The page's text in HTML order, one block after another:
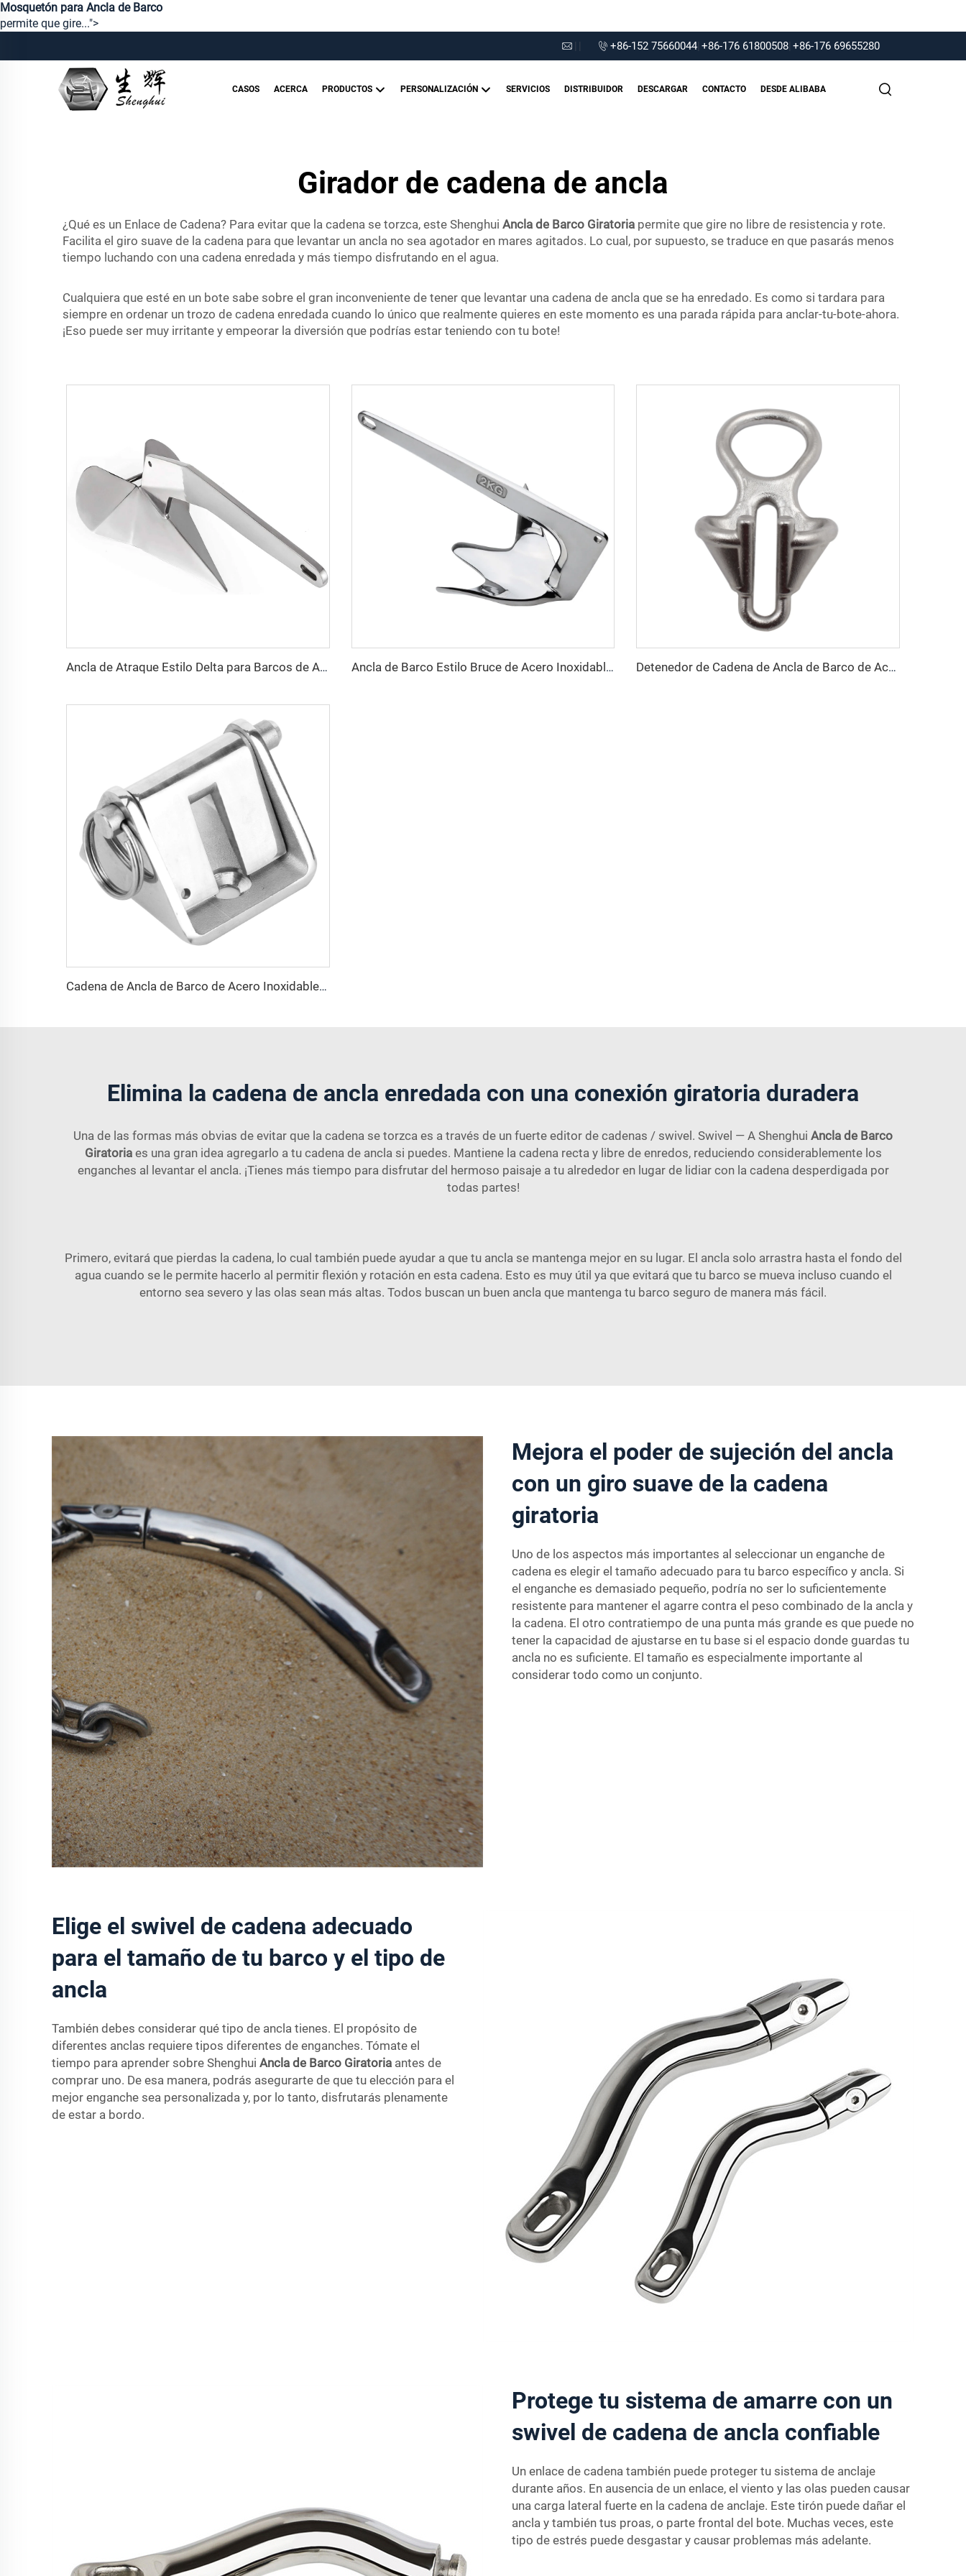
Mosquetón para Ancla de Barco
permite que gire...">
+86-152 75660044 +86-176 61800508 +86-176 69655280
CASOS ACERCA PRODUCTOS PERSONALIZACIÓN SERVICIOS DISTRIBUIDOR DESCARGAR CONTACTO DESDE ALIBABA
Girador de cadena de ancla
¿Qué es un Enlace de Cadena? Para evitar que la cadena se torzca, este Shenghui Ancla de Barco Giratoria permite que gire no libre de resistencia y rote.
Facilita el giro suave de la cadena para que levantar un ancla no sea agotador en mares agitados. Lo cual, por supuesto, se traduce en que pasarás menos
tiempo luchando con una cadena enredada y más tiempo disfrutando en el agua.
Cualquiera que esté en un bote sabe sobre el gran inconveniente de tener que levantar una cadena de ancla que se ha enredado. Es como si tardara para
siempre en ordenar un trozo de cadena enredada cuando lo único que realmente quieres en este momento es una parada rápida para anclar-tu-bote-ahora.
¡Eso puede ser muy irritante y empeorar la diversión que podrías estar teniendo con tu bote!
Ancla de Atraque Estilo Delta para Barcos de Acero Inoxidable Marítimo Grado 316 Ancla de Barco Estilo Bruce de Acero Inoxidable Marítimo Grado 316 Detenedor de Cadena de Ancla de Barco de Acero Inoxidable 316
Cadena de Ancla de Barco de Acero Inoxidable 316 Freno de Bloqueo
Elimina la cadena de ancla enredada con una conexión giratoria duradera
Una de las formas más obvias de evitar que la cadena se torzca es a través de un fuerte editor de cadenas / swivel. Swivel — A Shenghui Ancla de Barco
Giratoria es una gran idea agregarlo a tu cadena de ancla si puedes. Mantiene la cadena recta y libre de enredos, reduciendo considerablemente los
enganches al levantar el ancla. ¡Tienes más tiempo para disfrutar del hermoso paisaje a tu alrededor en lugar de lidiar con la cadena desperdigada por
todas partes!
Primero, evitará que pierdas la cadena, lo cual también puede ayudar a que tu ancla se mantenga mejor en su lugar. El ancla solo arrastra hasta el fondo del
agua cuando se le permite hacerlo al permitir flexión y rotación en esta cadena. Esto es muy útil ya que evitará que tu barco se mueva incluso cuando el
entorno sea severo y las olas sean más altas. Todos buscan un buen ancla que mantenga tu barco seguro de manera más fácil.
Mejora el poder de sujeción del ancla
con un giro suave de la cadena
giratoria
Uno de los aspectos más importantes al seleccionar un enganche de
cadena es elegir el tamaño adecuado para tu barco específico y ancla. Si
el enganche es demasiado pequeño, podría no ser lo suficientemente
resistente para mantener el agarre contra el peso combinado de la ancla y
la cadena. El otro contratiempo de una punta más grande es que puede no
tener la capacidad de ajustarse en tu base si el espacio donde guardas tu
ancla no es suficiente. El tamaño es especialmente importante al
considerar todo como un conjunto.
Elige el swivel de cadena adecuado
para el tamaño de tu barco y el tipo de
ancla
También debes considerar qué tipo de ancla tienes. El propósito de
diferentes anclas requiere tipos diferentes de enganches. Tómate el
tiempo para aprender sobre Shenghui Ancla de Barco Giratoria antes de
comprar uno. De esa manera, podrás asegurarte de que tu elección para el
mejor enganche sea personalizada y, por lo tanto, disfrutarás plenamente
de estar a bordo.
Protege tu sistema de amarre con un
swivel de cadena de ancla confiable
Un enlace de cadena también puede proteger tu sistema de anclaje
durante años. En ausencia de un enlace, el viento y las olas pueden causar
una carga lateral fuerte en la cadena de anclaje. Este tirón puede dañar el
ancla y también tus proas, o parte frontal del bote. Muchas veces, este
tipo de estrés puede desgastar y causar problemas más adelante.